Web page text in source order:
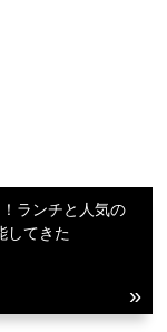
ランチと人気の
してきた